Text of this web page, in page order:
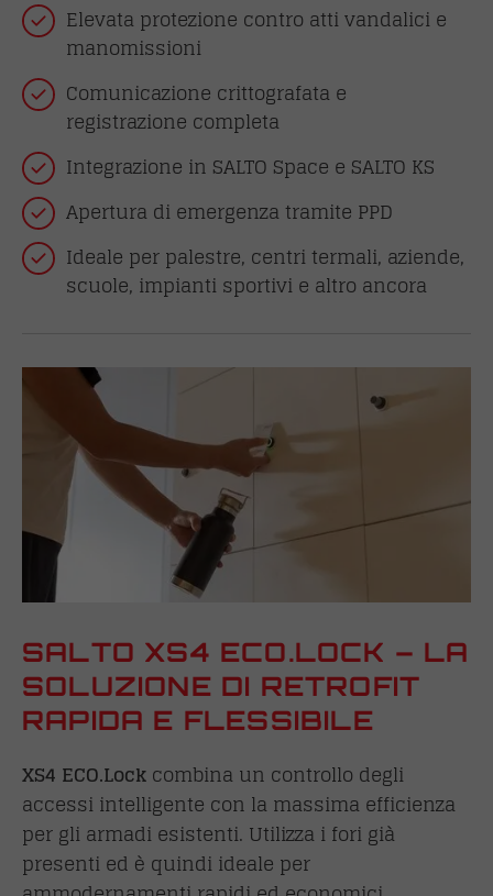
Elevata protezione contro atti vandalici e
manomissioni
Comunicazione crittografata e
registrazione completa
Integrazione in SALTO Space e SALTO KS
Apertura di emergenza tramite PPD
Ideale per palestre, centri termali, aziende,
scuole, impianti sportivi e altro ancora
SALTO XS4 ECO.LOCK – LA
SOLUZIONE DI RETROFIT
RAPIDA E FLESSIBILE
XS4 ECO.Lockcombina un controllo degli
accessi intelligente con la massima efficienza
per gli armadi esistenti. Utilizza i fori già
presenti ed è quindi ideale per